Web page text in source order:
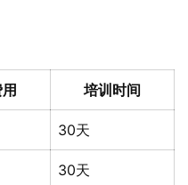
培训时间
30天
30天